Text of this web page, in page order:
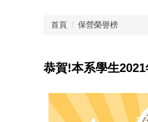
首頁 保營榮譽榜
恭賀!本系學生